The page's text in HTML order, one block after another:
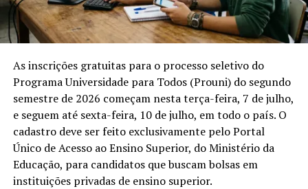
Para a abertura da turma, será necessário o
preenchimento mínimo de 60% das matrículas, o
equivalente a 15 estudantes. Os participantes que
receberão certificado do nível inicial de espanhol.
Compartilhe isso:
WhatsApp
LinkedIn Telegram
As inscrições gratuitas para o processo seletivo do
Programa Universidade para Todos (Prouni) do segundo
semestre de 2026 começam nesta terça-feira, 7 de julho,
e seguem até sexta-feira, 10 de julho, em todo o país. O
cadastro deve ser feito exclusivamente pelo Portal
Único de Acesso ao Ensino Superior, do Ministério da
Educação, para candidatos que buscam bolsas em
instituições privadas de ensino superior.